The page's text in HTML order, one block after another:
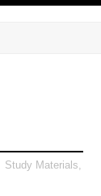
Study Materials,